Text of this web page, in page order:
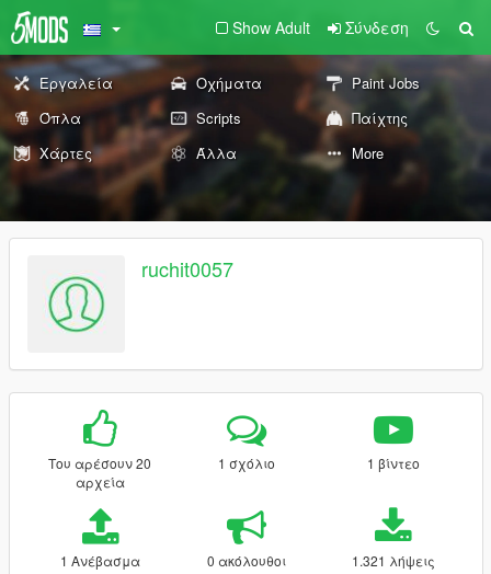
Show Adult Σύνδεση
Εργαλεία Οχήματα
Paint Jobs
Όπλα
Scripts
Παίχτης
Χάρτες
Άλλα More
ruchit0057
Του αρέσουν 20
αρχεία
1 σχόλιο 1 βίντεο
1 Ανέβασμα 0 ακόλουθοι 1.321 λήψεις